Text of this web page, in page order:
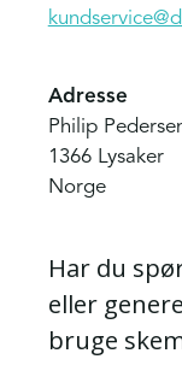
Adresse
Philip
1366 Lysaker
Norge
Har du
eller
bruge